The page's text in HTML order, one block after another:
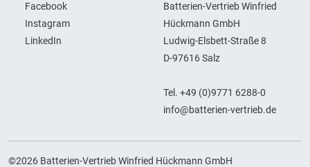
Facebook
Instagram
LinkedIn
Batterien-Vertrieb Winfried
Hückmann GmbH
Ludwig-Elsbett-Straße 8
D-97616 Salz
Tel. +49 (0)9771 6288-0
info@batterien-vertrieb.de
©2026 Batterien-Vertrieb Winfried Hückmann GmbH